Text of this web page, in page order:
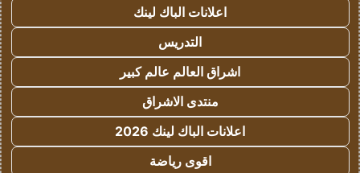
اعلانات الباك لينك
التدريس
اشراق العالم عالم كبير
منتدى الاشراق
اعلانات الباك لينك 2026
اقوى رياضة